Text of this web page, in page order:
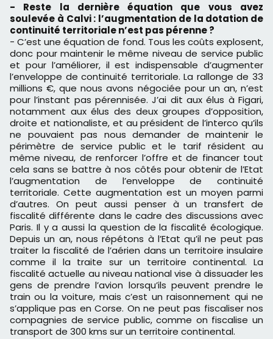
- Reste la dernière équation que vous avez
soulevée à Calvi : l’augmentation de la dotation de
continuité territoriale n’est pas pérenne ?
- C’est une équation de fond. Tous les coûts explosent,
donc pour maintenir le même niveau de service public
et pour l’améliorer, il est indispensable d’augmenter
l’enveloppe de continuité territoriale. La rallonge de 33
millions €, que nous avons négociée pour un an, n’est
pour l’instant pas pérennisée. J’ai dit aux élus à Figari,
notamment aux élus des deux groupes d’opposition,
droite et nationaliste, et au président de l’interco qu’ils
ne pouvaient pas nous demander de maintenir le
périmètre de service public et le tarif résident au
même niveau, de renforcer l’offre et de financer tout
cela sans se battre à nos côtés pour obtenir de l’Etat
l’augmentation de l’enveloppe de continuité
territoriale. Cette augmentation est un moyen parmi
d’autres. On peut aussi penser à un transfert de
fiscalité différente dans le cadre des discussions avec
Paris. Il y a aussi la question de la fiscalité écologique.
Depuis un an, nous répétons à l’Etat qu’il ne peut pas
traiter la fiscalité de l’aérien dans un territoire insulaire
comme il la traite sur un territoire continental. La
fiscalité actuelle au niveau national vise à dissuader les
gens de prendre l’avion lorsqu’ils peuvent prendre le
train ou la voiture, mais c’est un raisonnement qui ne
s’applique pas en Corse. On ne peut pas fiscaliser nos
compagnies de service public, comme on fiscalise un
transport de 300 kms sur un territoire continental.